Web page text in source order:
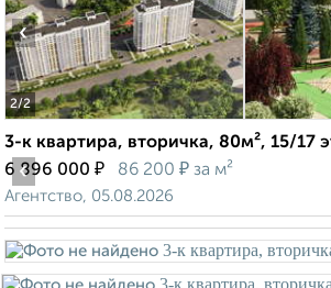
2/2
‹
3-к квартира, вторичка, 80м², 15/17
6 896 000 ₽ 86 200 ₽ за м²
Агентство, 05.08.2026
‹